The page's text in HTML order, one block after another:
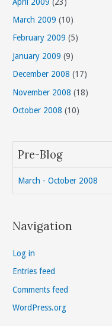
March 2009 (10)
February 2009 (5)
January 2009 (9)
December 2008 (17)
November 2008 (18)
October 2008 (10)
Pre-Blog
March - October 2008
Navigation
Log in
Entries feed
Comments feed
WordPress.org